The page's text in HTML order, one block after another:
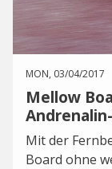
MON, 03/04/2017
Mellow
Mit der
Board ohne